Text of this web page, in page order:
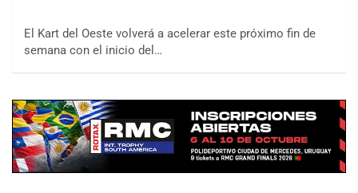
El Kart del Oeste volverá a acelerar este próximo fin de
semana con el inicio del…